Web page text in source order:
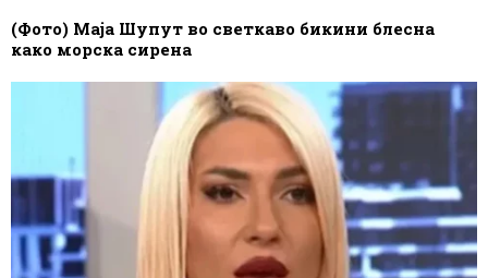
(Фото) Маја Шупут во светкаво бикини блесна
како морска сирена